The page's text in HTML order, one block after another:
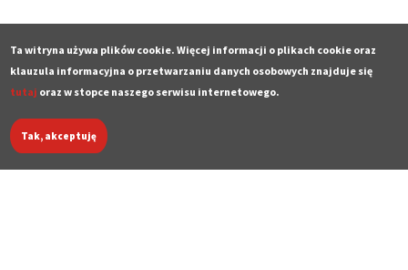
Ta witryna używa plików cookie. Więcej informacji o plikach cookie oraz
klauzula informacyjna o przetwarzaniu danych osobowych znajduje się
tutaj oraz w stopce naszego serwisu internetowego.
Tak, akceptuję